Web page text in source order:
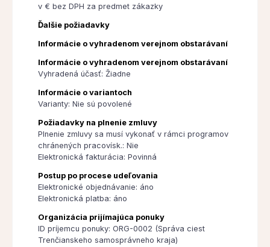
v € bez DPH za predmet zákazky
Ďalšie požiadavky
Informácie o vyhradenom verejnom obstarávaní
Informácie o vyhradenom verejnom obstarávaní
Vyhradená účasť: Žiadne
Informácie o variantoch
Varianty: Nie sú povolené
Požiadavky na plnenie zmluvy
Plnenie zmluvy sa musí vykonať v rámci programov
chránených pracovísk.: Nie
Elektronická fakturácia: Povinná
Postup po procese udeľovania
Elektronické objednávanie: áno
Elektronická platba: áno
Organizácia prijímajúca ponuky
ID príjemcu ponuky: ORG-0002 (Správa ciest
Trenčianskeho samosprávneho kraja)